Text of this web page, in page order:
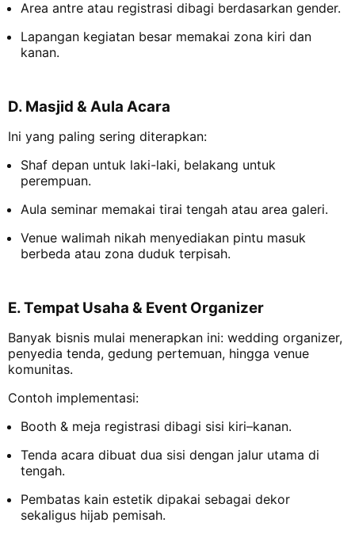
Area antre atau registrasi dibagi berdasarkan gender.
Lapangan kegiatan besar memakai zona kiri dan
kanan.
D. Masjid & Aula Acara
Ini yang paling sering diterapkan:
Shaf depan untuk laki-laki, belakang untuk
perempuan.
Aula seminar memakai tirai tengah atau area galeri.
Venue walimah nikah menyediakan pintu masuk
berbeda atau zona duduk terpisah.
E. Tempat Usaha & Event Organizer
Banyak bisnis mulai menerapkan ini: wedding organizer,
penyedia tenda, gedung pertemuan, hingga venue
komunitas.
Contoh implementasi:
Booth & meja registrasi dibagi sisi kiri–kanan.
Tenda acara dibuat dua sisi dengan jalur utama di
tengah.
Pembatas kain estetik dipakai sebagai dekor
sekaligus hijab pemisah.